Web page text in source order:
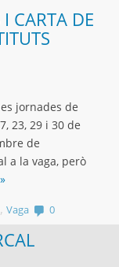
CARTA DE
jornades de
23, 29 i 30 de
de
a la vaga, però
,Vaga 0